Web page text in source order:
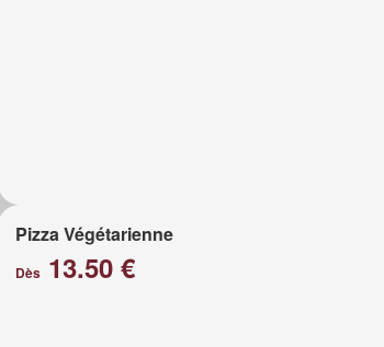
Pizza Végétarienne
Dès13.50 €